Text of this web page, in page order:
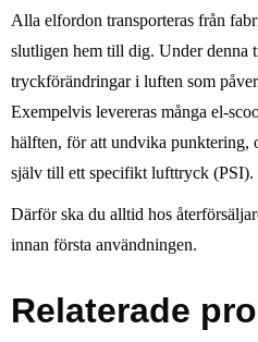
Alla elfordon transporteras från
slutligen hem till dig. Under denna
tryckförändringar i luften som
Exempelvis levereras många el-
hälften, för att undvika punktering,
själv till ett specifikt lufttryck (PSI).
Därför ska du alltid hos
innan första användningen.
Relaterade